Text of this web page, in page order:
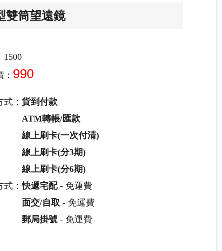
雙筒望遠鏡
1500
990
： 貨到付款
ATM轉帳/匯款
線上刷卡(一次付清)
線上刷卡(分3期)
線上刷卡(分6期)
式：快遞宅配- 免運費
面交/自取 - 免運費
郵局掛號- 免運費